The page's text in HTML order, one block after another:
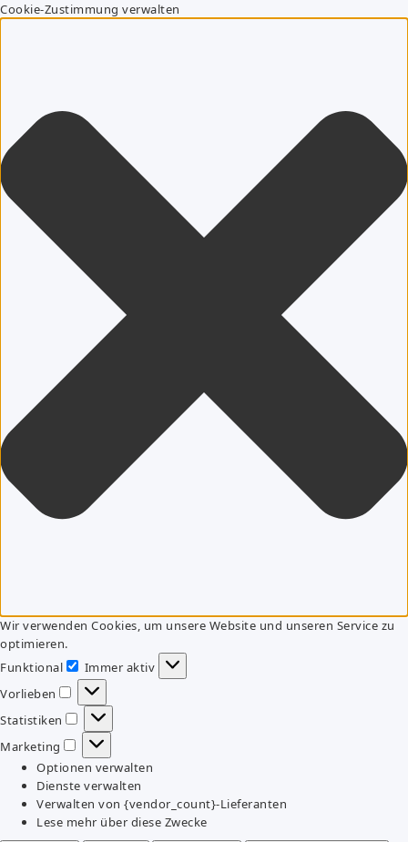
Cookie-Zustimmung verwalten
Wir verwenden Cookies, um unsere Website und unseren Service zu
optimieren.
Funktional
Funktional
Immer aktiv
Vorlieben
Vorlieben
Statistiken
Statistiken
Marketing
Marketing
Optionen verwalten
Dienste verwalten
Verwalten von {vendor_count}-Lieferanten
Lese mehr über diese Zwecke